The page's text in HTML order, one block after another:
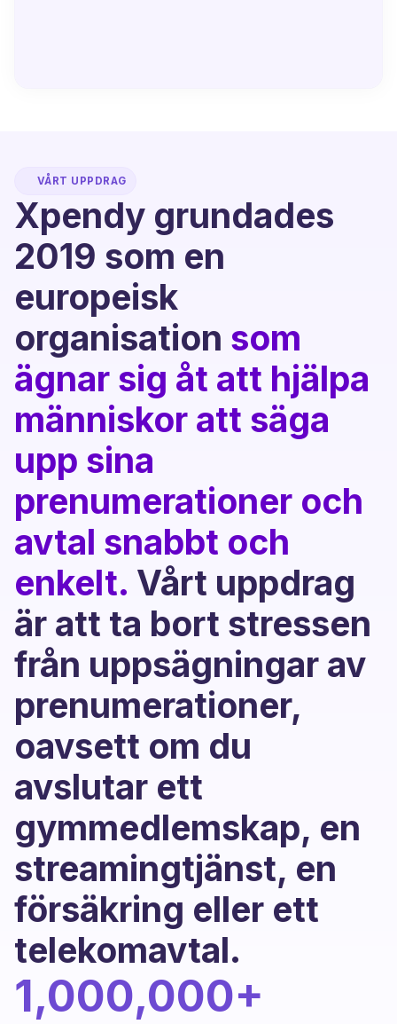
VÅRT UPPDRAG
Xpendy grundades
2019 som en
europeisk
organisation som
ägnar sig åt att hjälpa
människor att säga
upp sina
prenumerationer och
avtal snabbt och
enkelt. Vårt uppdrag
är att ta bort stressen
från uppsägningar av
prenumerationer,
oavsett om du
avslutar ett
gymmedlemskap, en
streamingtjänst, en
försäkring eller ett
telekomavtal.
1,000,000+